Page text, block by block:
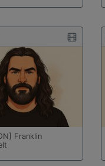
Franklin